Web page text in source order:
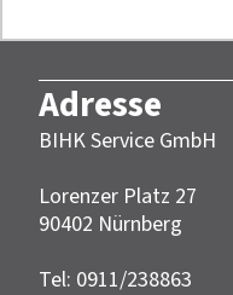
Adresse
BIHK Service GmbH
Lorenzer Platz 27
90402 Nürnberg‎‎
Tel: 0911/238863